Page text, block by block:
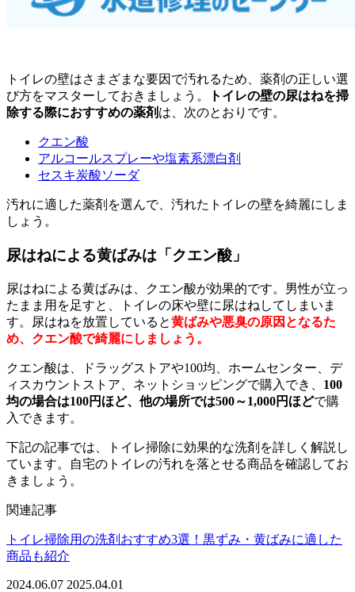
トイレの壁はさまざまな要因で汚れるため、薬剤の正しい選
び方をマスターしておきましょう。
トイレの壁の尿はねを掃
除する際におすすめの薬剤 は、次のとおりです。
クエン酸
アルコールスプレーや塩素系漂白剤
セスキ炭酸ソーダ
汚れに適した薬剤を選んで、汚れたトイレの壁を綺麗にしま
しょう。
尿はねによる黄ばみは「クエン酸」
尿はねによる黄ばみは、クエン酸が効果的です。男性が立っ
たまま用を足すと、トイレの床や壁に尿はねしてしまいま
す。尿はねを放置していると黄ばみや悪臭の原因となるた
め、クエン酸で綺麗にしましょう。
クエン酸は、ドラッグストアや100均、ホームセンター、デ
ィスカウントストア、ネットショッピングで購入でき、 100
均の場合は100円ほど、他の場所では500～1,000円ほどで購
入できます。
下記の記事では、トイレ掃除に効果的な洗剤を詳しく解説し
ています。自宅のトイレの汚れを落とせる商品を確認してお
きましょう。
関連記事
トイレ掃除用の洗剤おすすめ3選！黒ずみ・黄ばみに適した
商品も紹介
2024.06.07 2025.04.01